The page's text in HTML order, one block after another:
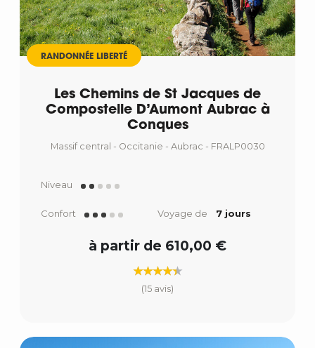
RANDONNÉE LIBERTÉ
Les Chemins de St Jacques de
Compostelle D’Aumont Aubrac à
Conques
Massif central - Occitanie - Aubrac - FRALP0030
Niveau
Confort Voyage de 7 jours
à partir de 610,00 €
(15 avis)